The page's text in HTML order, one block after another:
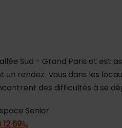
Sud - Grand Paris et est
rendez-vous dans les
des difficultés à se
Senior
69